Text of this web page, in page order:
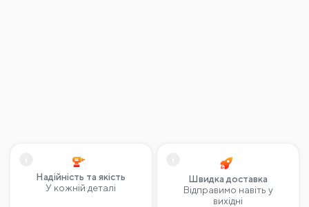
Надійність та якість
У кожній деталі
Швидка доставка
Відправимо навіть у
вихідні